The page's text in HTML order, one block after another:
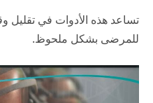
تساعد هذه الأدوات في تقليل
للمرضى بشكل ملحوظ.